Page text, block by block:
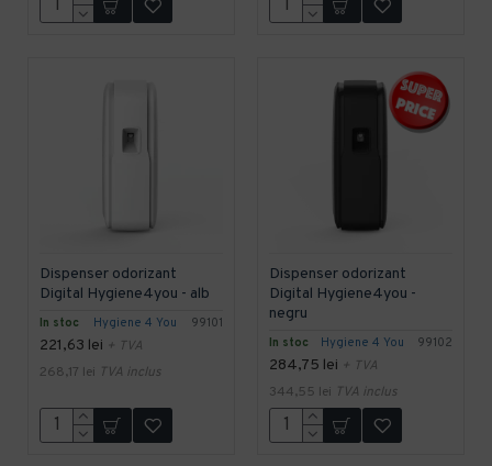
In stoc Hygiene 4 You 99101
Dispenser odorizant
Digital Hygiene4you - alb
221,63 lei + TVA
268,17 lei TVA inclus
In stoc Hygiene 4 You 99102
Dispenser odorizant
Digital Hygiene4you -
negru
284,75 lei + TVA
344,55 lei TVA inclus